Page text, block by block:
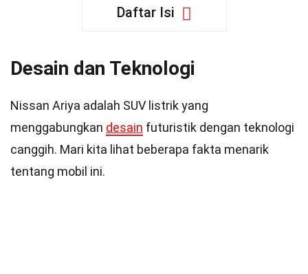
Daftar Isi
Desain dan Teknologi
Nissan Ariya adalah SUV listrik yang
menggabungkan desain futuristik dengan teknologi
canggih. Mari kita lihat beberapa fakta menarik
tentang mobil ini.